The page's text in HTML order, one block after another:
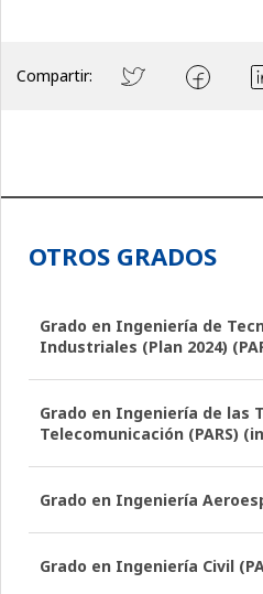
Compartir:
OTROS GRADOS
Grado en Ingeniería de
Industriales (Plan 2024)
Grado en Ingeniería de las
Telecomunicación (PARS)
Grado en Ingeniería
Grado en Ingeniería Civil